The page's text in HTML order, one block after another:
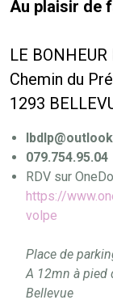
Au plaisir de
LE
Chemin du
1293
079.754.95.04
RDV sur
https://
volpe
Place de
A 12mn à pied
Bellevue